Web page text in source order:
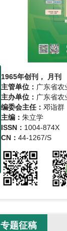
1965年创刊， 月刊
主管单位： 广东省农
主办单位： 广东省
编委会主任： 邓诣群
主编： 朱立学
ISSN： 1004-874X
CN： 44-1267/S
专题征稿